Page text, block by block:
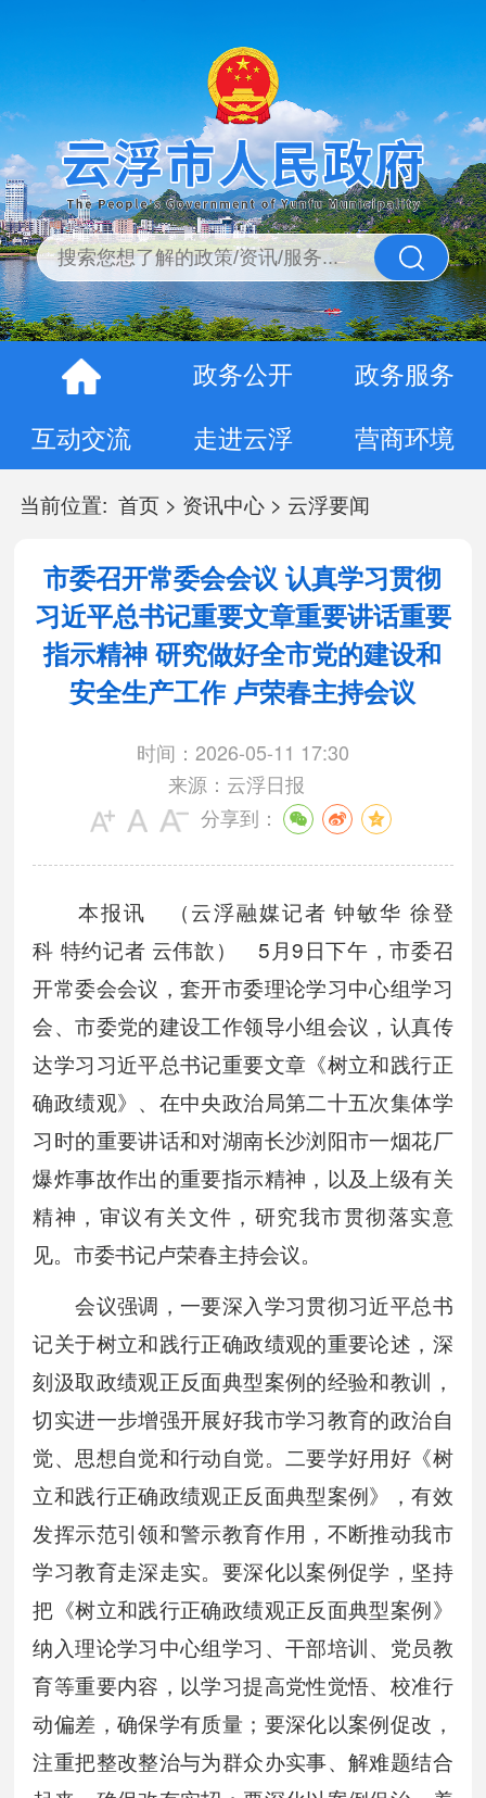
政务公开
政务服务
互动交流
走进云浮 营商环境
当前位置: 首页> 资讯中心> 云浮要闻
市委召开常委会会议 认真学习贯彻
习近平总书记重要文章重要讲话重要
指示精神 研究做好全市党的建设和
安全生产工作 卢荣春主持会议
时间：2026-05-11 17:30
来源：云浮日报
分享到：
本报讯 （云浮融媒记者 钟敏华 徐登
科 特约记者 云伟歆） 5月9日下午，市委召
开常委会会议，套开市委理论学习中心组学习
会、市委党的建设工作领导小组会议，认真传
达学习习近平总书记重要文章《树立和践行正
确政绩观》、在中央政治局第二十五次集体学
习时的重要讲话和对湖南长沙浏阳市一烟花厂
爆炸事故作出的重要指示精神，以及上级有关
精神，审议有关文件，研究我市贯彻落实意
见。市委书记卢荣春主持会议。
会议强调，一要深入学习贯彻习近平总书
记关于树立和践行正确政绩观的重要论述，深
刻汲取政绩观正反面典型案例的经验和教训，
切实进一步增强开展好我市学习教育的政治自
觉、思想自觉和行动自觉。二要学好用好《树
立和践行正确政绩观正反面典型案例》，有效
发挥示范引领和警示教育作用，不断推动我市
学习教育走深走实。要深化以案例促学，坚持
把《树立和践行正确政绩观正反面典型案例》
纳入理论学习中心组学习、干部培训、党员教
育等重要内容，以学习提高党性觉悟、校准行
动偏差，确保学有质量；要深化以案例促改，
注重把整改整治与为群众办实事、解难题结合